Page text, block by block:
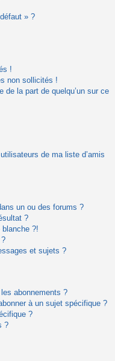
» ?
!
non sollicités !
de la part de quelqu’un sur ce
de ma liste d’amis
un ou des forums ?
?
blanche ?!
et sujets ?
abonnements ?
à un sujet spécifique ?
?
?